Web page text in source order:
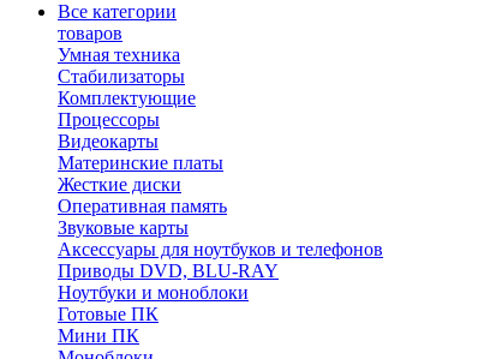
Все категории
товаров
Умная техника
Стабилизаторы
Комплектующие
Процессоры
Видеокарты
Материнские платы
Жесткие диски
Оперативная память
Звуковые карты
Аксессуары для ноутбуков и телефонов
Приводы DVD, BLU-RAY
Ноутбуки и моноблоки
Готовые ПК
Мини ПК